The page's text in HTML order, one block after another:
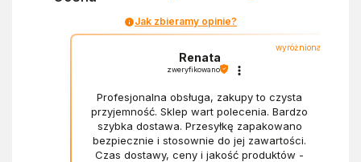
Jak zbieramy opinie?
wyróżniona
Renata
zweryfikowano
Profesjonalna obsługa, zakupy to czysta
przyjemność. Sklep wart polecenia. Bardzo
szybka dostawa. Przesyłkę zapakowano
bezpiecznie i stosownie do jej zawartości.
Czas dostawy, ceny i jakość produktów -